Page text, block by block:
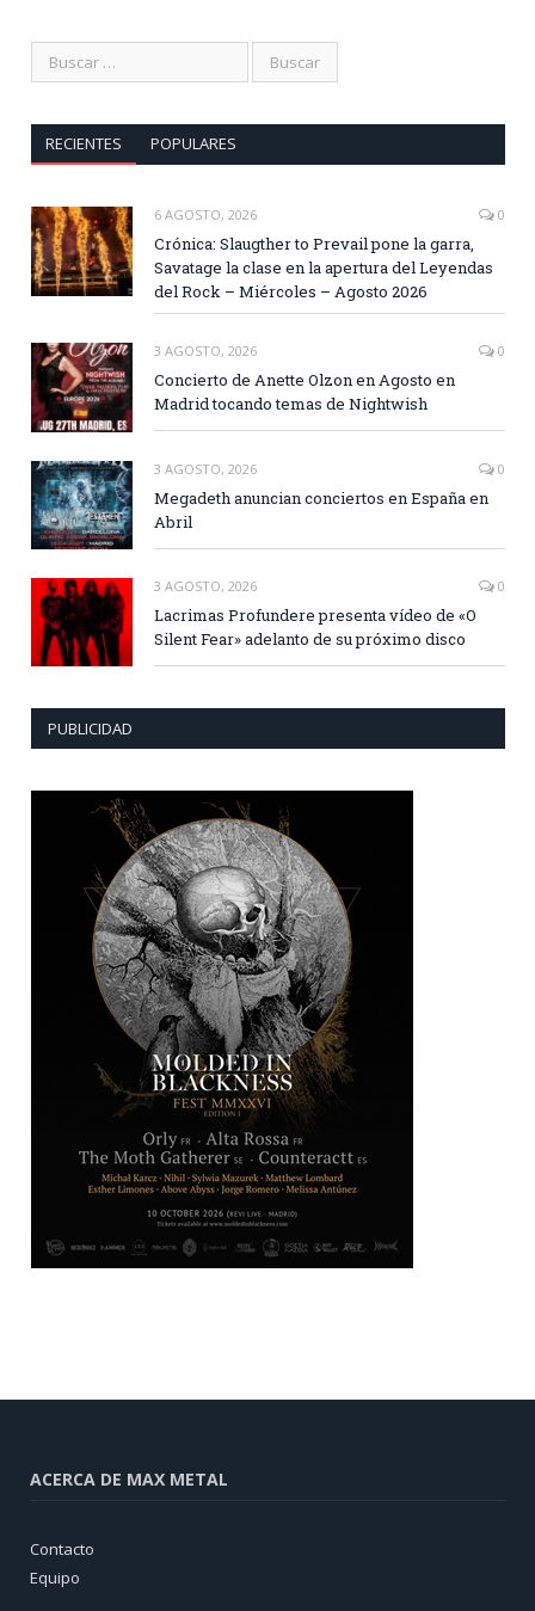
RECIENTES POPULARES
6 AGOSTO, 2026 0
Crónica: Slaugther to Prevail pone la garra,
Savatage la clase en la apertura del Leyendas
del Rock – Miércoles – Agosto 2026
3 AGOSTO, 2026 0
Concierto de Anette Olzon en Agosto en
Madrid tocando temas de Nightwish
3 AGOSTO, 2026 0
Megadeth anuncian conciertos en España en
Abril
3 AGOSTO, 2026 0
Lacrimas Profundere presenta vídeo de «O
Silent Fear» adelanto de su próximo disco
PUBLICIDAD
ACERCA DE MAX METAL
Contacto
Equipo